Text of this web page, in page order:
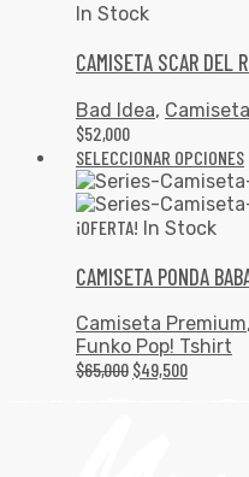
In Stock
CAMISETA SCAR DEL
Bad Idea,
$52,000
SELECCIONAR OPCIONES
¡OFERTA! In Stock
CAMISETA PONDA
Camiseta Premium,
Funko Pop! Tshirt
$65,000 $49,500